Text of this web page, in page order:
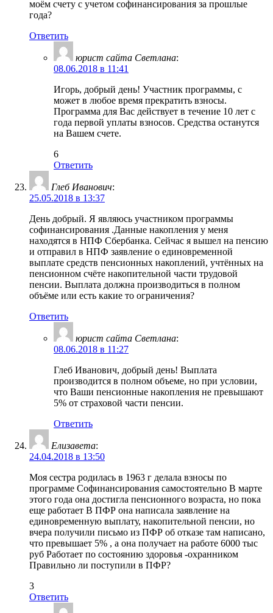
моём счету с учетом софинансирования за прошлые
года?
Ответить
юрист сайта Светлана:
08.06.2018 в 11:41
Игорь, добрый день! Участник программы, с
может в любое время прекратить взносы.
Программа для Вас действует в течение 10 лет с
года первой уплаты взносов. Средства останутся
на Вашем счете.
6
Ответить
Глеб Иванович:
25.05.2018 в 13:37
День добрый. Я являюсь участником программы
софинансирования .Данные накопления у меня
находятся в НПФ Сбербанка. Сейчас я вышел на пенсию
и отправил в НПФ заявление о единовременной
выплате средств пенсионных накоплений, учтённых на
пенсионном счёте накопительной части трудовой
пенсии. Выплата должна производиться в полном
объёме или есть какие то ограничения?
Ответить
юрист сайта Светлана:
08.06.2018 в 11:27
Глеб Иванович, добрый день! Выплата
производится в полном объеме, но при условии,
что Ваши пенсионные накопления не превышают
5% от страховой части пенсии.
Ответить
Елизавета:
24.04.2018 в 13:50
Моя сестра родилась в 1963 г делала взносы по
программе Софинансирования самостоятельно В марте
этого года она достигла пенсионного возраста, но пока
еще работает В ПФР она написала заявление на
единовременную выплату, накопительной пенсии, но
вчера получили письмо из ПФР об отказе там написано,
что превышает 5% , а она получает на работе 6000 тыс
руб Работает по состоянию здоровья -охранником
Правильно ли поступили в ПФР?
3
Ответить